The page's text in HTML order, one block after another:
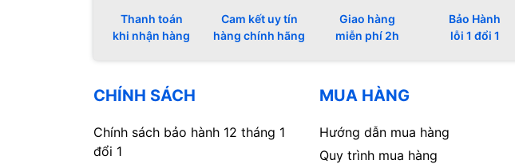
Thanh toán
khi nhận hàng
Cam kết uy tín
hàng chính hãng
Giao hàng
miễn phí 2h
Bảo Hành
lỗi 1 đổi 1
CHÍNH SÁCH
Chính sách bảo hành 12 tháng 1
đổi 1
MUA HÀNG
Hướng dẫn mua hàng
Quy trình mua hàng